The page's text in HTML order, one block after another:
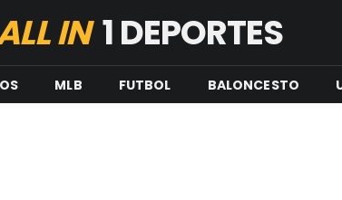
IN1 DEPORTES
MLB FUTBOL BALONCESTO